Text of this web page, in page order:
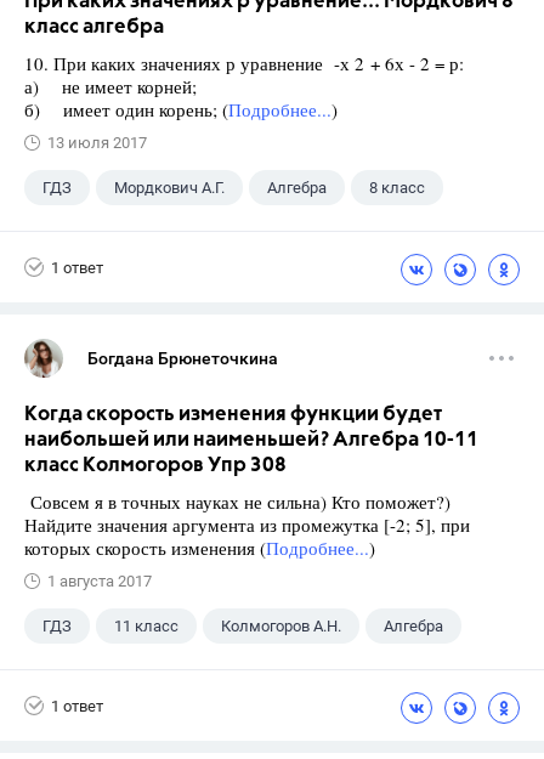
класс алгебра
10. При каких значениях р уравнение -х 2 + 6х - 2 = р:
а) не имеет корней;
б) имеет один корень; (Подробнее...)
13 июля 2017
ГДЗ Мордкович А.Г. Алгебра 8 класс
1 ответ
Богдана Брюнеточкина
Когда скорость изменения функции будет
наибольшей или наименьшей? Алгебра 10-11
класс Колмогоров Упр 308
Совсем я в точных науках не сильна) Кто поможет?)
Найдите значения аргумента из промежутка [-2; 5], при
которых скорость изменения (Подробнее...)
1 августа 2017
ГДЗ 11 класс Колмогоров А.Н. Алгебра
1 ответ